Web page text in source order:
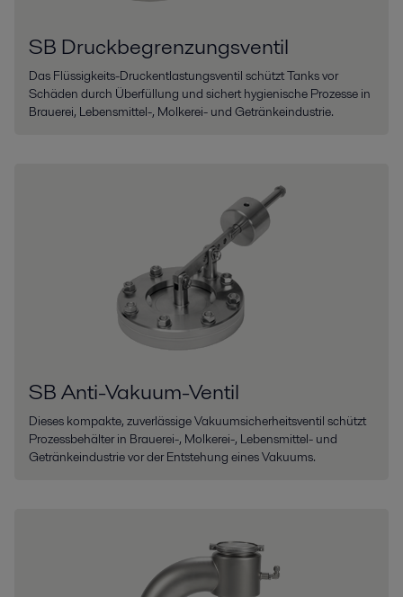
SB Druckbegrenzungsventil
Das Flüssigkeits-Druckentlastungsventil schützt Tanks vor
Schäden durch Überfüllung und sichert hygienische Prozesse in
Brauerei, Lebensmittel-, Molkerei- und Getränkeindustrie.
SB Anti-Vakuum-Ventil
Dieses kompakte, zuverlässige Vakuumsicherheitsventil schützt
Prozessbehälter in Brauerei-, Molkerei-, Lebensmittel- und
Getränkeindustrie vor der Entstehung eines Vakuums.